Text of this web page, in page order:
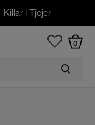
Killar| Tjejer
0